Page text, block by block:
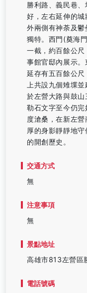
勝利路、義民巷
好，左右延伸的
外兩側有神荼及
獨特。西門(奠海
一截，約百餘公
事館官邸內展示
延存有五百餘公
上共設九個雉堞
於左營大路與鼓山
勒石文字至今仍
度滄桑，在新左
厚的身影靜靜地
的開創歷史。
交通方式
無
注意事項
無
景點地址
高雄市813左營區
電話號碼